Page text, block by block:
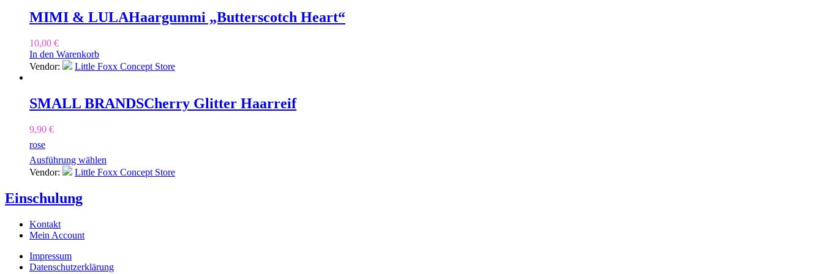
MIMI & LULAHaargummi „Butterscotch Heart“
10,00 €
In den Warenkorb
Vendor:
Little Foxx Concept Store
SMALL BRANDSCherry Glitter Haarreif
9,90 €
rose
Ausführung wählen
Vendor:
Little Foxx Concept Store
Einschulung
Kontakt
Mein Account
Impressum
Datenschutzerklärung